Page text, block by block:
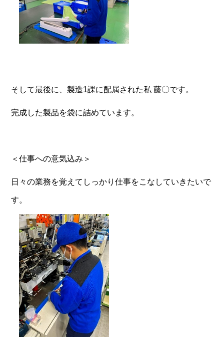
そして最後に、製造1課に配属された私 藤〇です。
完成した製品を袋に詰めています。
＜仕事への意気込み＞
日々の業務を覚えてしっかり仕事をこなしていきたいで
す。